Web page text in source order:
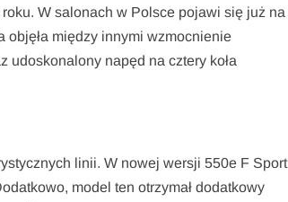
W salonach w Polsce pojawi się już na
objęła między innymi wzmocnienie
napęd na cztery koła
linii. W nowej wersji 550e F Sport
model ten otrzymał dodatkowy